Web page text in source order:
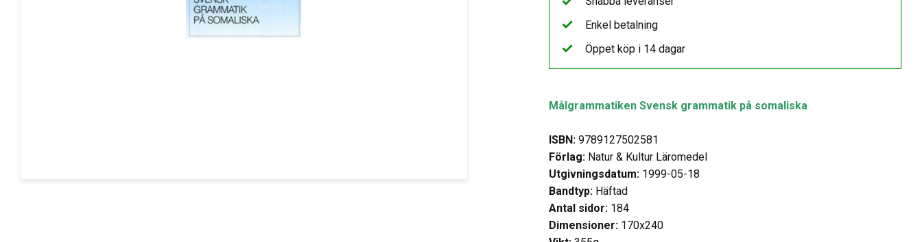
Målgrammatiken Svensk grammatik på somaliska
ISBN: 9789127502581
Förlag: Natur & Kultur Läromedel
Utgivningsdatum: 1999-05-18
Bandtyp: Häftad
Antal sidor: 184
Dimensioner: 170x240
Enkel betalning
Öppet köp i 14 dagar